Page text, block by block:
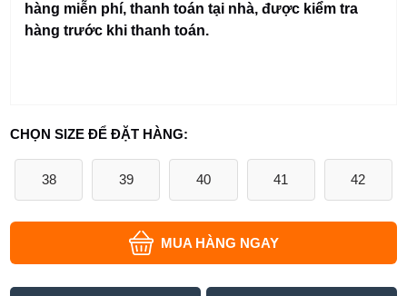
hàng miễn phí, thanh toán tại nhà, được kiểm tra
hàng trước khi thanh toán.
CHỌN SIZE ĐỂ ĐẶT HÀNG:
38 39 40 41 42
MUA HÀNG NGAY